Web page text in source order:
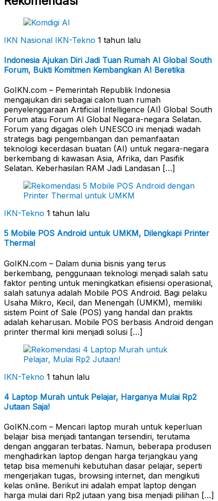
IKN Nasional IKN-Tekno 1 tahun lalu
Indonesia Ajukan Diri Jadi Tuan Rumah AI Global South
Forum, Bukti Komitmen Kembangkan AI Beretika
GoIKN.com – Pemerintah Republik Indonesia
mengajukan diri sebagai calon tuan rumah
penyelenggaraan Artificial Intelligence (AI) Global South
Forum atau Forum AI Global Negara-negara Selatan.
Forum yang digagas oleh UNESCO ini menjadi wadah
strategis bagi pengembangan dan pemanfaatan
teknologi kecerdasan buatan (AI) untuk negara-negara
berkembang di kawasan Asia, Afrika, dan Pasifik
Selatan. Keberhasilan RAM Jadi Landasan […]
IKN-Tekno 1 tahun lalu
5 Mobile POS Android untuk UMKM, Dilengkapi Printer
Thermal
GoIKN.com – Dalam dunia bisnis yang terus
berkembang, penggunaan teknologi menjadi salah satu
faktor penting untuk meningkatkan efisiensi operasional,
salah satunya adalah Mobile POS Android. Bagi pelaku
Usaha Mikro, Kecil, dan Menengah (UMKM), memiliki
sistem Point of Sale (POS) yang handal dan praktis
adalah keharusan. Mobile POS berbasis Android dengan
printer thermal kini menjadi solusi […]
IKN-Tekno 1 tahun lalu
4 Laptop Murah untuk Pelajar, Harganya Mulai Rp2
Jutaan Saja!
GoIKN.com – Mencari laptop murah untuk keperluan
belajar bisa menjadi tantangan tersendiri, terutama
dengan anggaran terbatas. Namun, beberapa produsen
menghadirkan laptop dengan harga terjangkau yang
tetap bisa memenuhi kebutuhan dasar pelajar, seperti
mengerjakan tugas, browsing internet, dan mengikuti
kelas online. Berikut ini adalah empat laptop dengan
harga mulai dari Rp2 jutaan yang bisa menjadi pilihan […]